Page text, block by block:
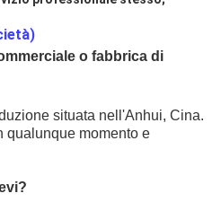
o fabbrica di
situata nell'Anhui, Cina.
qualunque momento e